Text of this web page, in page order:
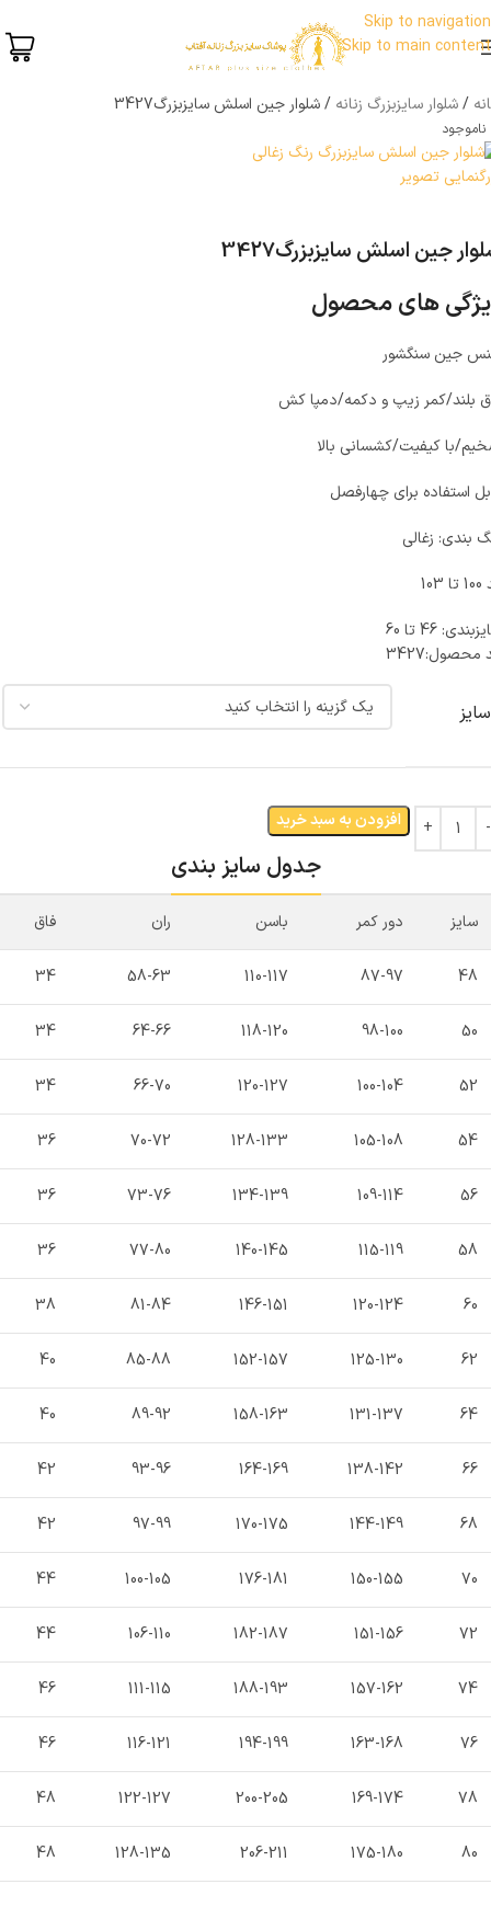
Skip to navigation
Skip to main content
شلوار سایزبزرگ زنانه شلوار جین اسلش سایزبزرگ3427
ناموجود
تصویر
جین اسلش سایزبزرگ3427
های محصول
جین سنگشور
بلند/کمر زیپ و دکمه/دمپا کش
با کیفیت/کشسانی بالا
استفاده برای چهارفصل
بندی: زغالی
46 تا 60
محصول:3427
سایز
افزودن به سبد خرید
جدول سایز بندی
سایز دور کمر باسن ران فاق
48
87-97
110-117
58-63
34
50
98-100
118-120
64-66
34
52
100-104
120-127
66-70
34
54
105-108
128-133
70-72
36
56
109-114
134-139
73-76
36
58
115-119
140-145
77-80
36
60
120-124
146-151
81-84
38
62
125-130
152-157
85-88
40
64
131-137
158-163
89-92
40
66
138-142
164-169
93-96
42
68
144-149
170-175
97-99
42
70
150-155
176-181
100-105
44
72
151-156
182-187
106-110
44
74
157-162
188-193
111-115
46
76
163-168
194-199
116-121
46
78
169-174
200-205
122-127
48
80
175-180
206-211
128-135
48